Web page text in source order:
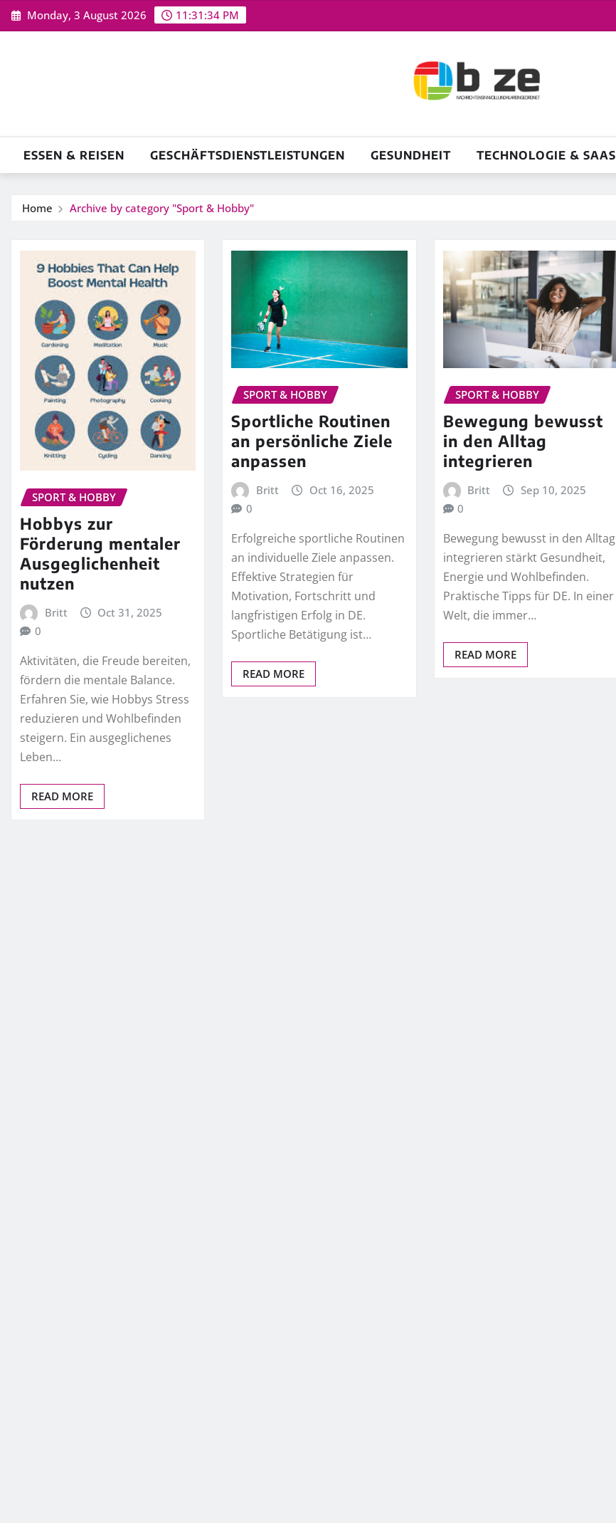
Skip
to
Monday, 3 August 2026 11:31:35 PM
ESSEN & REISEN GESCHÄFTSDIENSTLEISTUNGEN GESUNDHEIT TECHNOLOGIE & SAAS
Home Archive by category "Sport & Hobby"
SPORT & HOBBY
Hobbys zur
Förderung mentaler
Ausgeglichenheit
nutzen
Britt
Oct 31, 2025
0
Aktivitäten, die Freude bereiten,
fördern die mentale Balance.
Erfahren Sie, wie Hobbys Stress
reduzieren und Wohlbefinden
steigern. Ein ausgeglichenes
Leben…
READ MORE
SPORT & HOBBY
Sportliche Routinen
an persönliche Ziele
anpassen
Britt
Oct 16, 2025
0
Erfolgreiche sportliche Routinen
an individuelle Ziele anpassen.
Effektive Strategien für
Motivation, Fortschritt und
langfristigen Erfolg in DE.
Sportliche Betätigung ist…
READ MORE
SPORT & HOBBY
Bewegung bewusst
in den Alltag
integrieren
Britt
Sep 10, 2025
0
Bewegung bewusst in den Alltag
integrieren stärkt Gesundheit,
Energie und Wohlbefinden.
Praktische Tipps für DE. In einer
Welt, die immer…
READ MORE